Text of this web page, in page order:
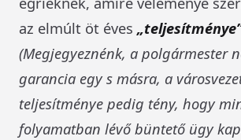
az elmúlt öt éves
(Megjegyeznénk, a polgármester
garancia egy s másra, a
teljesítménye pedig tény, hogy
folyamatban lévő büntető ügy